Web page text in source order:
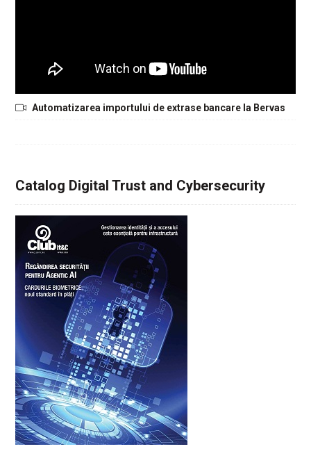
Automatizarea importului de extrase bancare la Bervas
Catalog Digital Trust and Cybersecurity